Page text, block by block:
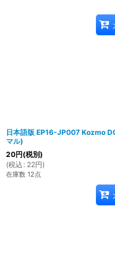
日本語版 EP16-JP007 Kozmo
マル)
20円(税別)
(税込 : 22円)
在庫数 12点